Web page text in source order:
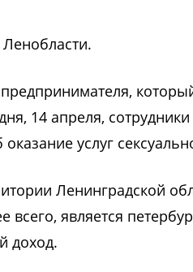
14 апреля,
услуг
Ленинградской
всего, является
доход.